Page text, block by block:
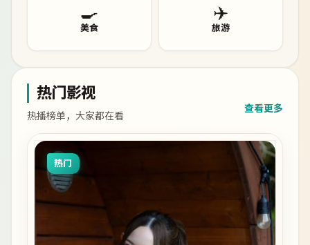
🍳
美食
✈️
旅游
热门影视
热播榜单，大家都在看
查看更多
热门